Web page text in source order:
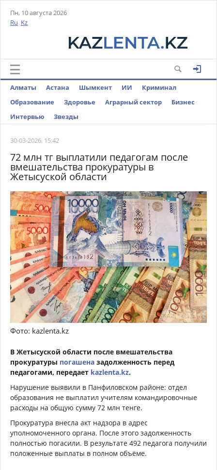
Пн, 10 августа 2026
Ru Kz
Алматы Астана Шымкент ИИ
Криминал
Образование
Здоровье Аграрный сектор
Бизнес
Интервью
Звезды
30-03-2026, 15:42
72 млн тг выплатили педагогам после
вмешательства прокуратуры в
Жетысуской области
Фото: kazlenta.kz
В Жетысуской области после вмешательства
прокуратуры погашена задолженность перед
педагогами, передает kazlenta.kz.
Нарушение выявили в Панфиловском районе: отдел
образования не выплатил учителям командировочные
расходы на общую сумму 72 млн тенге.
Прокуратура внесла акт надзора в адрес
уполномоченного органа. После этого задолженность
полностью погасили. В результате 492 педагога получили
положенные выплаты в полном объёме.